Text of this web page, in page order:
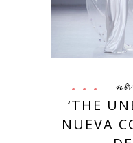
‘THE
NUEVA